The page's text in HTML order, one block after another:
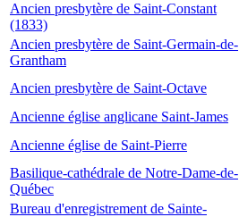
Ancien presbytère de Saint-Constant
(1833)
Ancien presbytère de Saint-Germain-de-
Grantham
Ancien presbytère de Saint-Octave
Ancienne église anglicane Saint-James
Ancienne église de Saint-Pierre
Basilique-cathédrale de Notre-Dame-de-
Québec
Bureau d'enregistrement de Sainte-